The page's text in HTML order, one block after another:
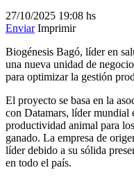
27/10/2025 19:08 hs
Enviar Imprimir
Biogénesis Bagó, líder en
una nueva unidad de
para optimizar la gestión
El proyecto se basa en la
con Datamars, líder mundial
productividad animal para
ganado. La empresa de
líder debido a su sólida
en todo el país.